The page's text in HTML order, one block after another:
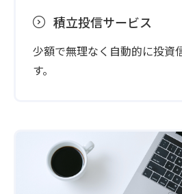
積立投信サービス
少額で無理なく自動的に投資
す。